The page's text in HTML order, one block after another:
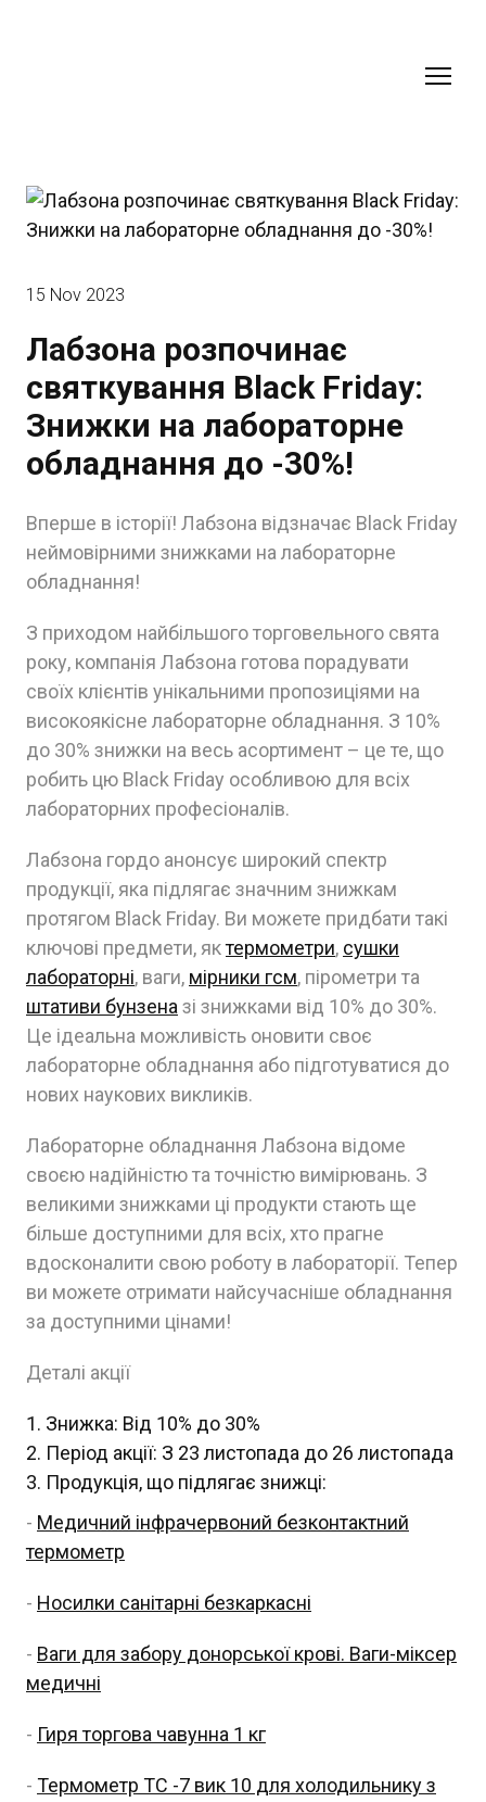
15 Nov 2023
Лабзона розпочинає
святкування Black Friday:
Знижки на лабораторне
обладнання до -30%!
Вперше в історії! Лабзона відзначає Black Friday
неймовірними знижками на лабораторне
обладнання!
З приходом найбільшого торговельного свята
року, компанія Лабзона готова порадувати
своїх клієнтів унікальними пропозиціями на
високоякісне лабораторне обладнання. З 10%
до 30% знижки на весь асортимент – це те, що
робить цю Black Friday особливою для всіх
лабораторних професіоналів.
Лабзона гордо анонсує широкий спектр
продукції, яка підлягає значним знижкам
протягом Black Friday. Ви можете придбати такі
ключові предмети, яктермометри, сушки
лабораторні, ваги, мірники гсм, пірометри та
штативи бунзена зі знижками від 10% до 30%.
Це ідеальна можливість оновити своє
лабораторне обладнання або підготуватися до
нових наукових викликів.
Лабораторне обладнання Лабзона відоме
своєю надійністю та точністю вимірювань. З
великими знижками ці продукти стають ще
більше доступними для всіх, хто прагне
вдосконалити свою роботу в лабораторії. Тепер
ви можете отримати найсучасніше обладнання
за доступними цінами!
Деталі акції
Знижка: Від 10% до 30%
Період акції: З 23 листопада до 26 листопада
Продукція, що підлягає знижці:
- Медичний інфрачервоний безконтактний
термометр
- Носилки санітарні безкаркасні
- Ваги для забору донорської крові. Ваги-міксер
медичні
- Гиря торгова чавунна 1 кг
- Термометр ТС -7 вик 10 для холодильнику з